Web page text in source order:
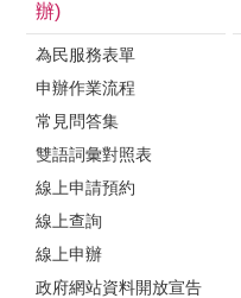
辦)
為民服務表單
申辦作業流程
常見問答集
雙語詞彙對照表
線上申請預約
線上查詢
線上申辦
政府網站資料開放宣告